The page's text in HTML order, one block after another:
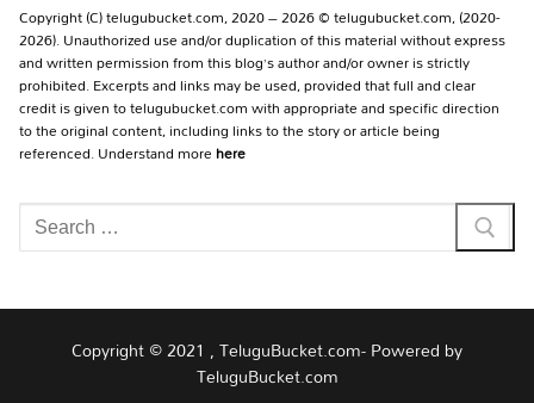
Copyright (C) telugubucket.com, 2020 – 2026 © telugubucket.com, (2020-
2026). Unauthorized use and/or duplication of this material without express
and written permission from this blog’s author and/or owner is strictly
prohibited. Excerpts and links may be used, provided that full and clear
credit is given to telugubucket.com with appropriate and specific direction
to the original content, including links to the story or article being
referenced. Understand morehere
Search
for:
Copyright © 2021 , TeluguBucket.com- Powered by
TeluguBucket.com